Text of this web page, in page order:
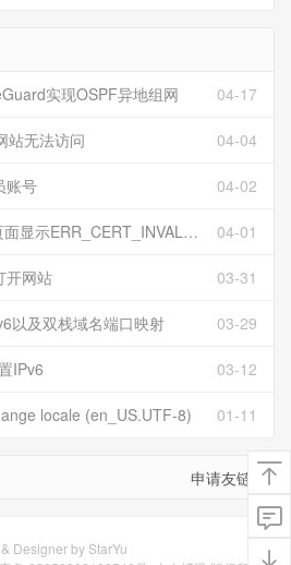
04-17
实现OSPF异地组网
04-04
站无法访问
04-02
账号
04-01
EDGE浏览器访问https页面显示ERR_CERT_INVALID且无法跳过继续访问
03-31
开网站
03-29
以及双栈域名端口映射
03-12
IPv6
01-11
locale (en_US.UTF-8)
申请友链
Designer by StarYu